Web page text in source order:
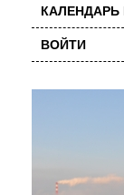
ВОЙТИ